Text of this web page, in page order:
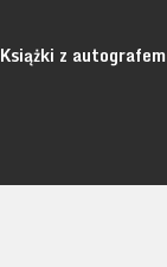
Książki z autografem